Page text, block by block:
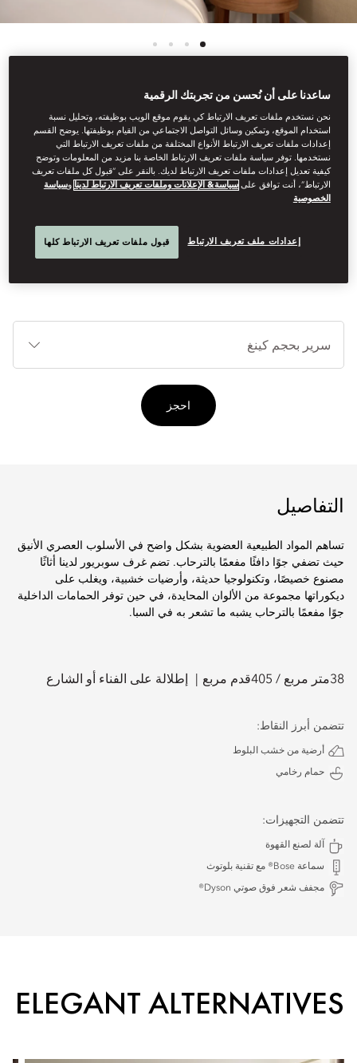
انظر كل الغرف
غرفة ممتازة
هذه الغرف المعززة بالفنغ شوي، وتتميز بتصميمها الإيطالي المعاصر، لها
الإيطالي، ومكتب متحرك/طاولة لتناول الطعام، ونوافذ كبيرة.
احجز
التفاصيل
تساهم المواد الطبيعية العضوية بشكل واضح في الأسلوب العصري الأنيق
حيث تضفي جوًا دافئًا مفعمًا بالترحاب. تضم غرف سوبريور لدينا أثاثًا
مصنوع خصيصًا، وتكنولوجيا حديثة، وأرضيات خشبية، ويغلب على
ديكوراتها مجموعة من الألوان المحايدة، في حين توفر الحمامات الداخلية
جوًا مفعمًا بالترحاب يشبه ما تشعر به في السبا.
38متر مربع / 405قدم مربع إطلالة على الفناء أو الشارع
تتضمن أبرز النقاط:
أرضية من خشب البلوط
حمام رخامي
تتضمن التجهيزات:
آلة لصنع القهوة
سماعة Bose® مع تقنية بلوتوث
مجفف شعر فوق صوتي Dyson®
ELEGANT ALTERNATIVES
ساعدنا على أن نُحسن من تجربتك الرقمية
نحن نستخدم ملفات تعريف الارتباط كي يقوم موقع الويب بوظيفته، وتحليل نسبة
استخدام الموقع، وتمكين وسائل التواصل الاجتماعي من القيام بوظيفتها. يوضح القسم
إعدادات ملفات تعريف الارتباط الأنواع المختلفة من ملفات تعريف الارتباط التي
نستخدمها. توفر سياسة ملفات تعريف الارتباط الخاصة بنا مزيد من المعلومات وتوضح
كيفية تعديل إعدادات ملفات تعريف الارتباط لديك. بالنقر على “قبول كل ملفات تعريف
الارتباط”، أنت توافق علىسياسة& الإعلانات وملفات تعريف الارتباط لدينا وسياسة
الخصوصية
إعدادات ملف تعريف الارتباط قبول ملفات تعريف الارتباط كلها